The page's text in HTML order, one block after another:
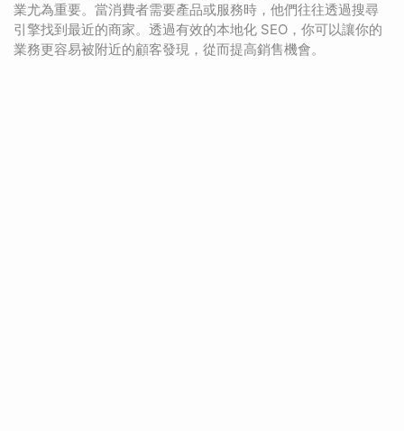
業尤為重要。當消費者需要產品或服務時，他們往往透過搜尋
引擎找到最近的商家。透過有效的本地化 SEO，你可以讓你的
業務更容易被附近的顧客發現，從而提高銷售機會。